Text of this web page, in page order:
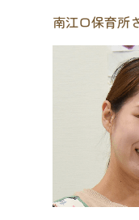
南江口保育所